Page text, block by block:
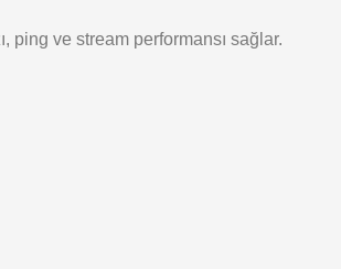
ping ve stream performansı sağlar.